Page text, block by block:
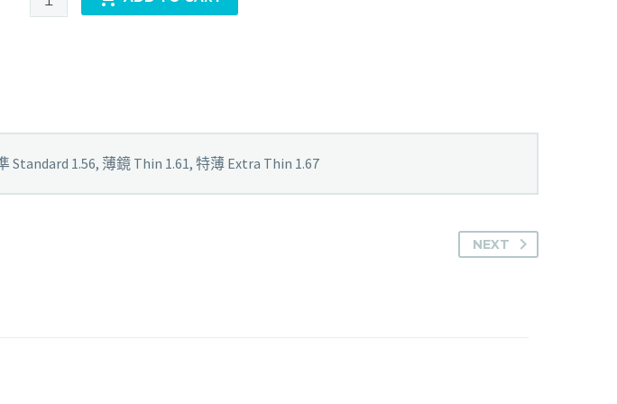
Lens
視
線
Standard 1.56, 薄鏡 Thin 1.61, 特薄 Extra Thin 1.67
NEXT